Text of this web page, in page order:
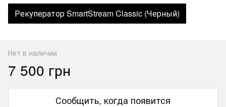
Рекуператор SmartStream Classic (Черный)
Нет в наличии
7 500 грн
Сообщить, когда появится